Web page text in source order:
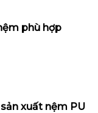
phù hợp
xuất nệm PU